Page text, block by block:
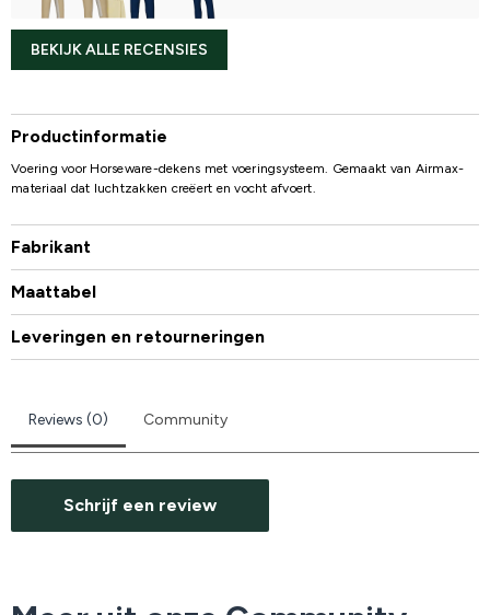
BEKIJK ALLE RECENSIES
Productinformatie
Voering voor Horseware-dekens met voeringsysteem. Gemaakt van Airmax-
materiaal dat luchtzakken creëert en vocht afvoert.
Fabrikant
Maattabel
Leveringen en retourneringen
Reviews (0) Community
Schrijf een review